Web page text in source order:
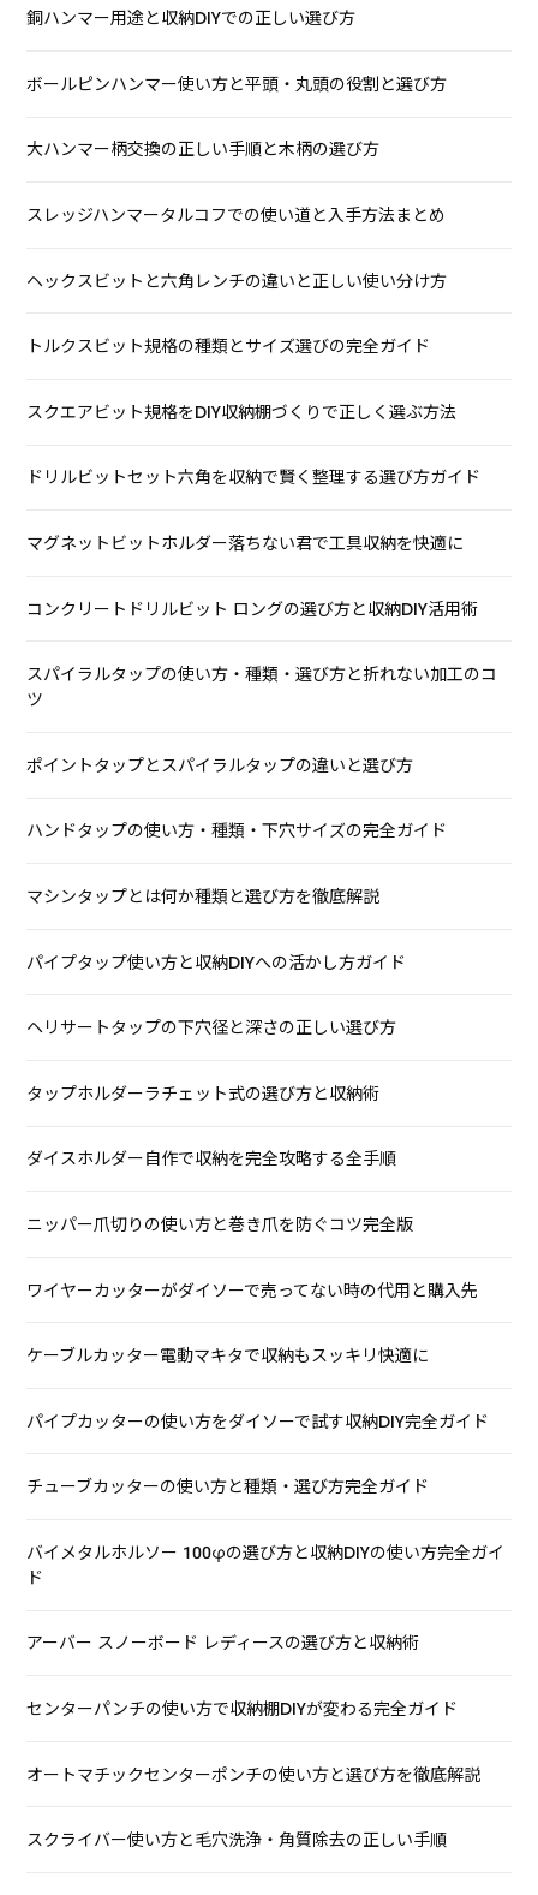
銅ハンマー用途と収納DIYでの正しい選び方
ボールピンハンマー使い方と平頭・丸頭の役割と選び方
大ハンマー柄交換の正しい手順と木柄の選び方
スレッジハンマータルコフでの使い道と入手方法まとめ
ヘックスビットと六角レンチの違いと正しい使い分け方
トルクスビット規格の種類とサイズ選びの完全ガイド
スクエアビット規格をDIY収納棚づくりで正しく選ぶ方法
ドリルビットセット六角を収納で賢く整理する選び方ガイド
マグネットビットホルダー落ちない君で工具収納を快適に
コンクリートドリルビット ロングの選び方と収納DIY活用術
スパイラルタップの使い方・種類・選び方と折れない加工のコ
ツ
ポイントタップとスパイラルタップの違いと選び方
ハンドタップの使い方・種類・下穴サイズの完全ガイド
マシンタップとは何か種類と選び方を徹底解説
パイプタップ使い方と収納DIYへの活かし方ガイド
ヘリサートタップの下穴径と深さの正しい選び方
タップホルダーラチェット式の選び方と収納術
ダイスホルダー自作で収納を完全攻略する全手順
ニッパー爪切りの使い方と巻き爪を防ぐコツ完全版
ワイヤーカッターがダイソーで売ってない時の代用と購入先
ケーブルカッター電動マキタで収納もスッキリ快適に
パイプカッターの使い方をダイソーで試す収納DIY完全ガイド
チューブカッターの使い方と種類・選び方完全ガイド
バイメタルホルソー 100φの選び方と収納DIYの使い方完全ガイ
ド
アーバー スノーボード レディースの選び方と収納術
センターパンチの使い方で収納棚DIYが変わる完全ガイド
オートマチックセンターポンチの使い方と選び方を徹底解説
スクライバー使い方と毛穴洗浄・角質除去の正しい手順